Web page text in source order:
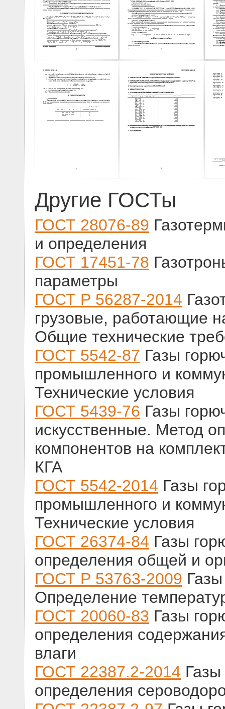
Другие ГОСТы
ГОСТ 28076-89
и определения
ГОСТ 17451-78
параметры
ГОСТ Р 56287-2014
грузовые, работающие
Общие технические
ГОСТ 5542-87 Газы
промышленного и
Технические условия
ГОСТ 5439-76 Газы
искусственные. Метод
компонентов на
КГА
ГОСТ 5542-2014 Газы
промышленного и
Технические условия
ГОСТ 26374-84 Газы
определения общей и
ГОСТ Р 53763-2009
Определение
ГОСТ 20060-83 Газы
определения
влаги
ГОСТ 22387.2-2014
определения